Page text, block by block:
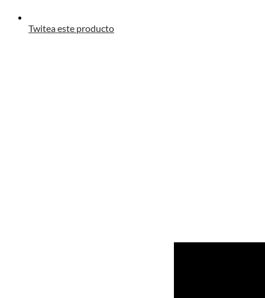
Twitea este producto